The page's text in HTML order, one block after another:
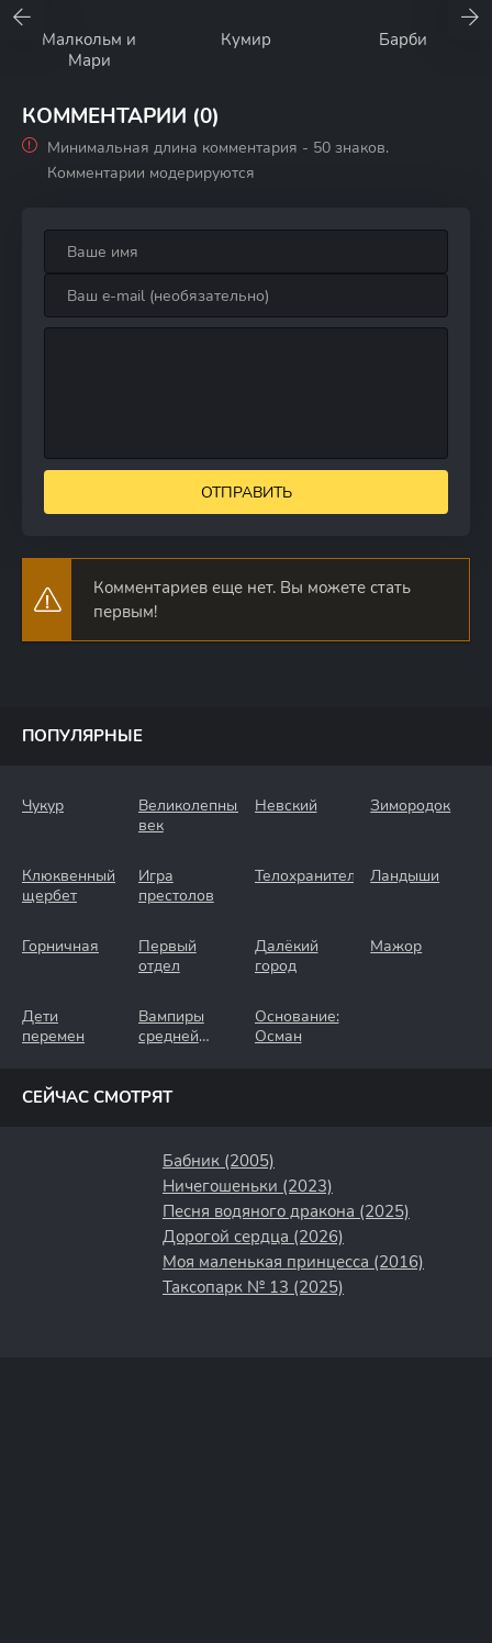
Малкольм и
Мари
Кумир Барби
КОММЕНТАРИИ (0)
Минимальная длина комментария - 50 знаков.
Комментарии модерируются
ОТПРАВИТЬ
Комментариев еще нет. Вы можете стать
первым!
ПОПУЛЯРНЫЕ
Чукур
Великолепный
век
Невский Зимородок
Клюквенный
щербет
Игра
престолов
Телохранители Ландыши
Горничная
Первый
отдел
Далёкий
город
Мажор
Дети
перемен
Вампиры
средней
Основание:
Осман
СЕЙЧАС СМОТРЯТ
Бабник (2005)
Ничегошеньки (2023)
Песня водяного дракона (2025)
Дорогой сердца (2026)
Моя маленькая принцесса (2016)
Таксопарк № 13 (2025)